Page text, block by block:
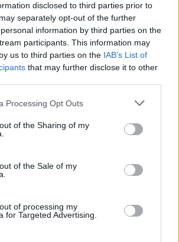
disclosed to third parties prior to
separately opt-out of the further
information by third parties on the
participants. This information may
us to third parties on the IAB’s List of
that may further disclose it to other
website/app uses one or more Google
or usage behaviour. You may click to
to Google and its third-party tags to
specified purposes in below Google
Processing Opt Outs
of the Sharing of my
of the Sale of my
of processing my
for Targeted Advertising.